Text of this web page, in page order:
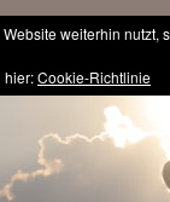
weiterhin nutzt,
hier:Cookie-Richtlinie